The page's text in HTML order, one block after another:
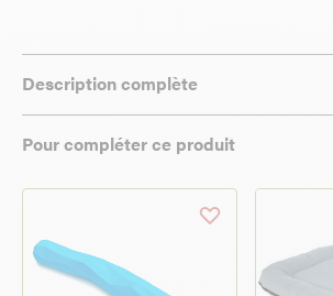
Description complète
Pour compléter ce produit